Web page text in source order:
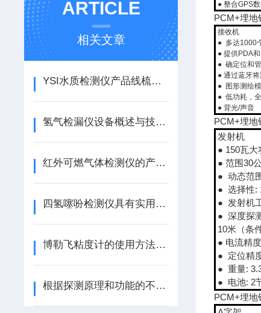
ARTICLE
相关文章
YSI水质检测仪产品线梳理——从便携监测到在线应用的覆盖
氢气检漏仪设备概述与技术参数解析
红外可燃气体检测仪的产品特点
四氢噻吩检测仪具有实用、便于携带、电源选择灵活多样等优点
博勒飞粘度计的使用方法和日常检查措施
根据探测原理和功能的不同，地下金属管线探测仪可以分为多种类型
● 整合GPS
PCM+埋地
接收机
● 多达1000
● 提供PDA
● 确定位和
● 通过蓝牙
● 图形测绘
● 低功耗，
● 背光/声音
PCM+埋地
发射机
● 150瓦大
● 范围30
● 动态范
● 选择性:
● 发射机
● 深度探
10米（条
● 电流精
● 定位精
● 重量:
● 电池: 2
PCM+埋地